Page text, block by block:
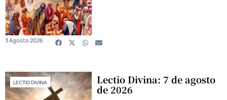
3 Agosto 2026
LECTIO DIVINA Lectio Divina: 7 de agosto
de 2026